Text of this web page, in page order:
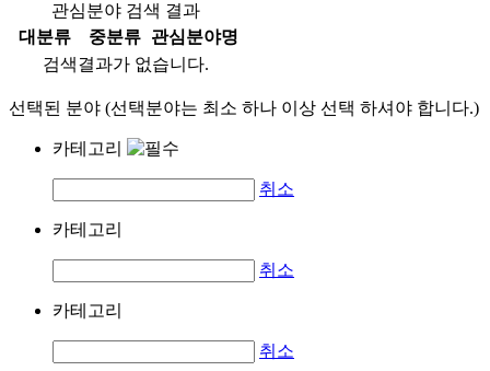
관심분야 검색 결과
대분류
중분류
관심분야명
검색결과가 없습니다.
선택된 분야 (선택분야는 최소 하나 이상 선택 하셔야 합니다.)
카테고리
취소
카테고리
취소
카테고리
취소